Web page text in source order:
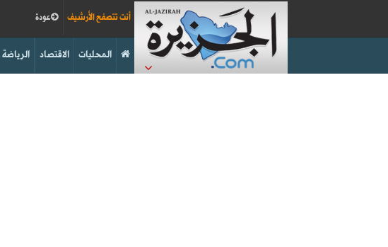
عودة أنت تتصفح الأرشيف
الرياضة الاقتصاد المحليات